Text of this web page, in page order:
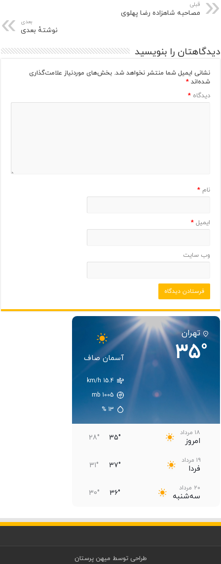
قبلی
مصاحبه شاهزاده رضا پهلوی
بعدی
نوشتهٔ بعدی
دیدگاهتان را بنویسید
نشانی ایمیل شما منتشر نخواهد شد. بخش‌های موردنیاز علامت‌گذاری
شده‌اند*
دیدگاه*
نام*
ایمیل*
وب‌ سایت
تهران
35° آسمان صاف
15.4 km/h
1005
mb
13
%
۱۸ مرداد
امروز 35°
28°
۱۹ مرداد
فردا 37°
31°
۲۰ مرداد
سه‌شنبه 36°
30°
چهارشنبه 36°
30°
طراحی توسط میهن پرستان